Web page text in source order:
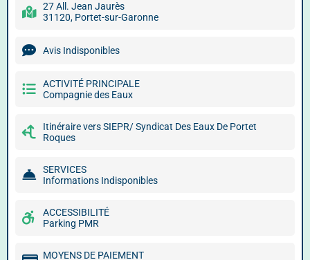
27 All. Jean Jaurès
31120, Portet-sur-Garonne
Avis Indisponibles
ACTIVITÉ PRINCIPALE
Compagnie des Eaux
Itinéraire vers SIEPR/ Syndicat Des Eaux De Portet
Roques
SERVICES
Informations Indisponibles
ACCESSIBILITÉ
Parking PMR
MOYENS DE PAIEMENT